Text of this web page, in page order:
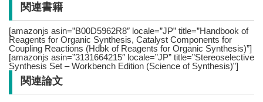
関連書籍
[amazonjs asin=”B00D5962R8″ locale=”JP” title=”Handbook of
Reagents for Organic Synthesis, Catalyst Components for
Coupling Reactions (Hdbk of Reagents for Organic Synthesis)”]
[amazonjs asin=”3131664215″ locale=”JP” title=”Stereoselective
Synthesis Set – Workbench Edition (Science of Synthesis)”]
関連論文